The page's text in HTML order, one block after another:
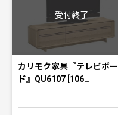
受付終了
カリモク家具『テレビボー
ド』QU6107 [106…